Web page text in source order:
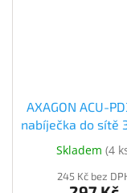
AXAGON ACU-
nabíječka do sítě
PD3.0/PPS/QC4+/
černá (ACU-
Skladem (4
245 Kč bez